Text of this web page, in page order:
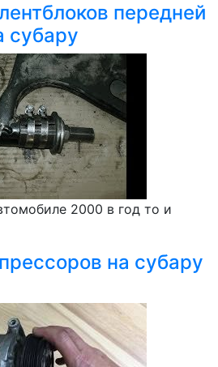
передней
субару
2000 в год то и
на субару